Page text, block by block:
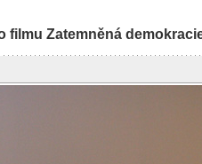
filmu Zatemněná